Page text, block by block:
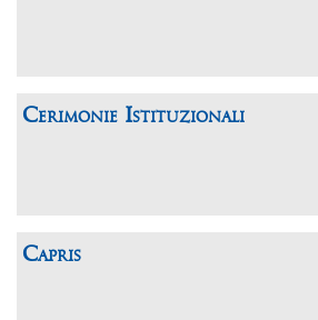
Cerimonie Istituzionali
Capris